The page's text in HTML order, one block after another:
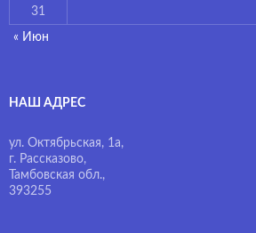
31
« Июн
НАШ АДРЕС
ул. Октябрьская, 1а,
г. Рассказово,
Тамбовская обл.,
393255